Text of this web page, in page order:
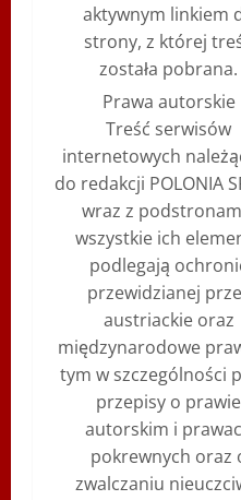
aktywnym linkiem
strony, z której
została pobrana.
Prawa autorskie
Treść serwisów
internetowych
do redakcji POLONIA
wraz z
wszystkie ich
podlegają
przewidzianej
austriackie oraz
międzynarodowe
tym w szczególności
przepisy o prawie
autorskim i
pokrewnych oraz
zwalczaniu